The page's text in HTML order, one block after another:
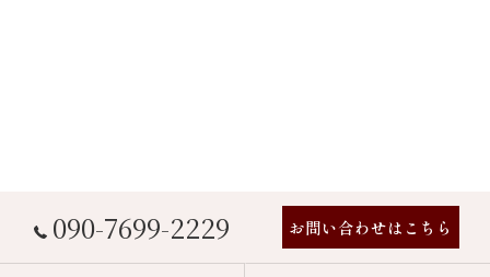
090-7699-2229 お問い合わせはこちら